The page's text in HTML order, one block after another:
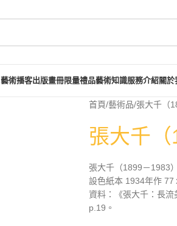
藝術播客出版畫冊限量禮品藝術知識服務介紹關於
首頁 藝術品 張大千（
張大千
張大千（1899－1983
設色紙本 1934年作 77
資料：《張大千：長
p.19。